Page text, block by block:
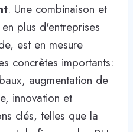
. Une combinaison et
plus d'entreprises
est en mesure
concrètes importants:
augmentation de
innovation et
clés, telles que la